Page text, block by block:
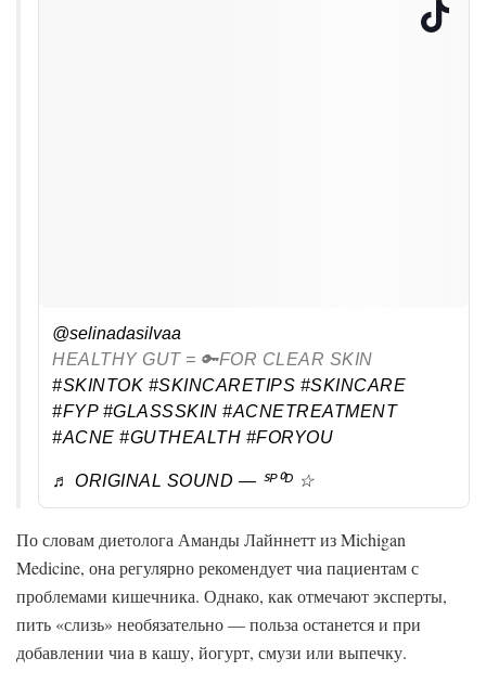
@selinadasilvaa
HEALTHY GUT = 🔑FOR CLEAR SKIN
#SKINTOK #SKINCARETIPS #SKINCARE
#FYP #GLASSSKIN #ACNETREATMENT
#ACNE #GUTHEALTH #FORYOU
♬ ORIGINAL SOUND — ᔆᴾ⁰ᴰ ☆
По словам диетолога Аманды Лайннетт из Michigan
Medicine, она регулярно рекомендует чиа пациентам с
проблемами кишечника. Однако, как отмечают эксперты,
пить «слизь» необязательно — польза останется и при
добавлении чиа в кашу, йогурт, смузи или выпечку.